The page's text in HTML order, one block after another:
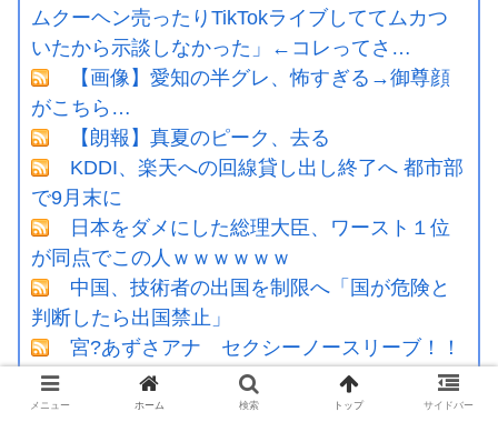
ムクーヘン売ったりTikTokライブしててムカつ
いたから示談しなかった」←コレってさ…
【画像】愛知の半グレ、怖すぎる→御尊顔
がこちら…
【朗報】真夏のピーク、去る
KDDI、楽天への回線貸し出し終了へ 都市部
で9月末に
日本をダメにした総理大臣、ワースト１位
が同点でこの人ｗｗｗｗｗｗ
中国、技術者の出国を制限へ「国が危険と
判断したら出国禁止」
宮?あずさアナ セクシーノースリーブ！！
コメ 損切り加速ｗｗｗｗｗｗｗｗｗ
【動画】熊本地震発生時の手術室の様子が
メニュー ホーム 検索 トップ サイドバー